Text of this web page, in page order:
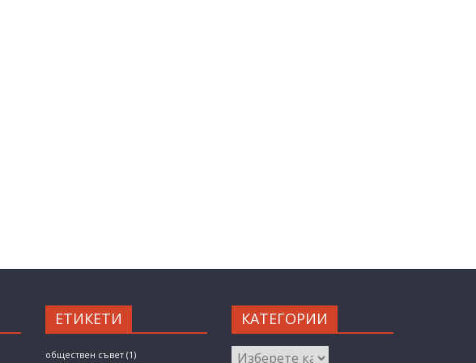
ЕТИКЕТИ
обществен съвет(1)
КАТЕГОРИИ
КАТЕГОРИИ